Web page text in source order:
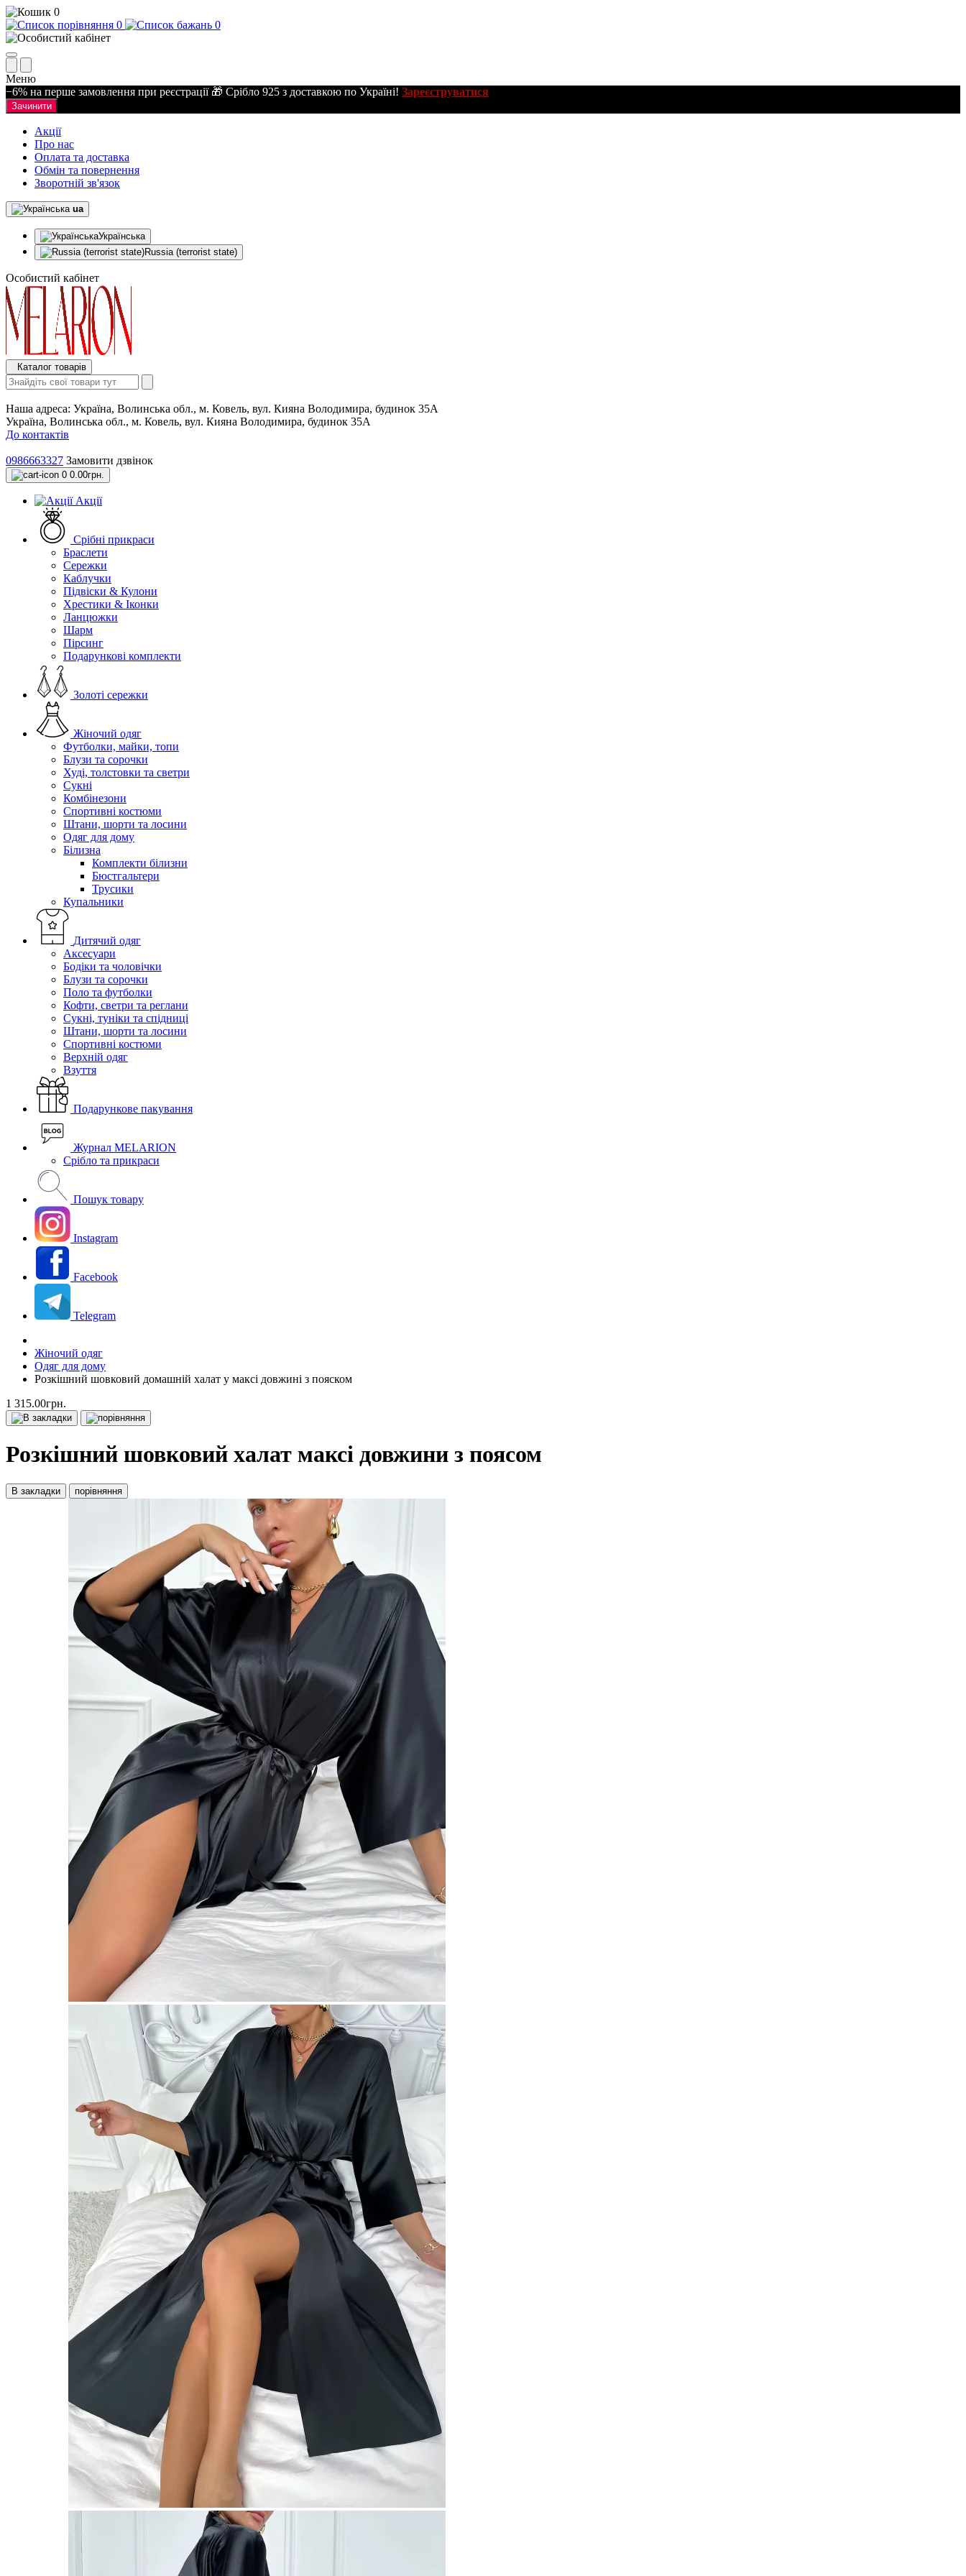
0
0
0
Меню
−6% на перше замовлення при реєстрації 🎁 Срібло 925 з доставкою по Україні! Зареєструватися
Зачинити
Акції
Про нас
Оплата та доставка
Обмін та повернення
Зворотній зв'язок
ua
Українська
Russia (terrorist state)
Особистий кабінет
Каталог товарів
Наша адреса: Україна, Волинська обл., м. Ковель, вул. Кияна Володимира, будинок 35А
Україна, Волинська обл., м. Ковель, вул. Кияна Володимира, будинок 35А
До контактів
0986663327 Замовити дзвінок
0 0.00грн.
Акції
Срібні прикраси
Браслети
Сережки
Каблучки
Підвіски & Кулони
Хрестики & Іконки
Ланцюжки
Шарм
Пірсинг
Подарункові комплекти
Золоті сережки
Жіночий одяг
Футболки, майки, топи
Блузи та сорочки
Худі, толстовки та светри
Сукні
Комбінезони
Спортивні костюми
Штани, шорти та лосини
Одяг для дому
Білизна
Комплекти білизни
Бюстгальтери
Трусики
Купальники
Дитячий одяг
Аксесуари
Бодіки та чоловічки
Блузи та сорочки
Поло та футболки
Кофти, светри та реглани
Сукні, туніки та спідниці
Штани, шорти та лосини
Спортивні костюми
Верхній одяг
Взуття
Подарункове пакування
Журнал MELARION
Срібло та прикраси
Пошук товару
Instagram
Facebook
Telegram
Жіночий одяг
Одяг для дому
Розкішний шовковий домашній халат у максі довжині з пояском
1 315.00грн.
Розкішний шовковий халат максі довжини з поясом
В закладки порівняння